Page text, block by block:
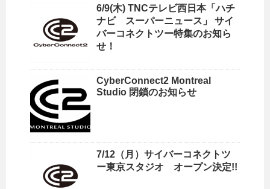
6/9(木) TNCテレビ西日本「ハチ
ナビ スーパーニュース」 サイ
バーコネクトツー特集のお知ら
せ！
CyberConnect2 Montreal
Studio 閉鎖のお知らせ
7/12（月）サイバーコネクトツ
ー東京スタジオ オープン決定!!